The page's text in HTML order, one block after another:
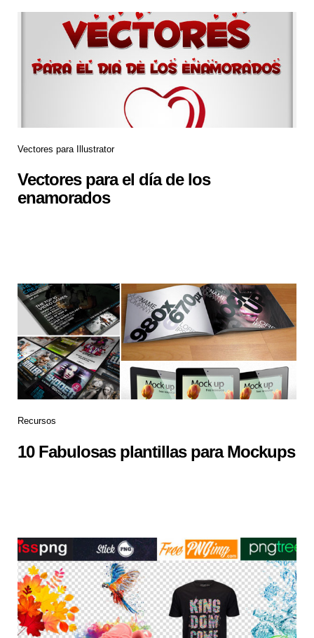
Vectores para Illustrator
Vectores para el día de los
enamorados
Recursos
10 Fabulosas plantillas para Mockups